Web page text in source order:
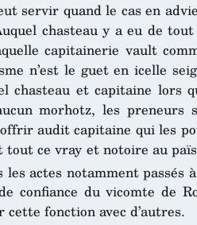
servir quand le cas en
chasteau y a eu de
capitainerie vault
n’est le guet en icelle
chasteau et capitaine
morhotz, les preneurs
audit capitaine qui les
ce vray et notoire au
actes notamment passés
confiance du vicomte de
fonction avec d’autres.